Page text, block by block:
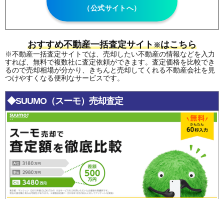
（公式サイトへ）
おすすめ不動産一括査定サイト※はこちら
※不動産一括査定サイトでは、売却したい不動産の情報などを入力
すれば、無料で複数社に査定依頼ができます。査定価格を比較でき
るので売却相場が分かり、きちんと売却してくれる不動産会社を見
つけやすくなる便利なサービスです。
◆SUUMO（スーモ）売却査定